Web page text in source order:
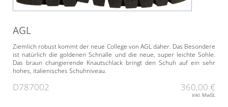
AGL
Ziemlich robust kommt der neue College von AGL daher. Das Besondere
ist natürlich die goldenen Schnalle und die neue, super leichte Sohle.
Das braun changierende Knautschlack bringt den Schuh auf ein sehr
hohes, italienisches Schuhniveau.
D787002 360,00 €
inkl. MwSt.